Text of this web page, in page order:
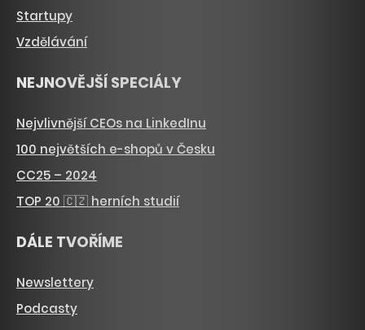
Startupy
Vzdělávání
NEJNOVĚJŠÍ SPECIÁLY
Nejvlivnější CEOs na LinkedInu
100 největších e-shopů v Česku
CC25 – 2024
TOP 20 🇨🇿 herních studií
DÁLE TVOŘÍME
Newslettery
Podcasty